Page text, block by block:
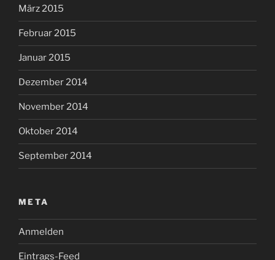
März 2015
Februar 2015
Januar 2015
Dezember 2014
November 2014
Oktober 2014
September 2014
META
Anmelden
Eintrags-Feed